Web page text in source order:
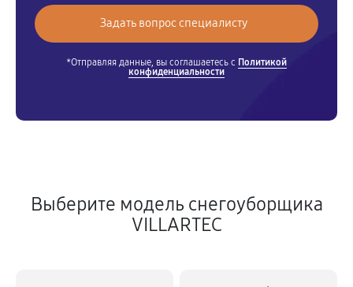
*Отправляя данные, вы соглашаетесь с Политикой
конфиденциальности
Выберите модель снегоуборщика
VILLARTEC